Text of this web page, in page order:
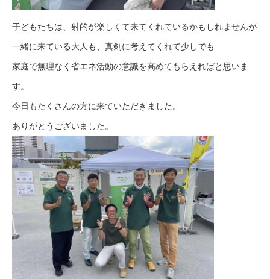
子どもたちは、射的が楽しくて来てくれているかもしれませんが
一緒に来ている大人も、真剣に考えてくれて少しでも
家庭で無理なく省エネ活動の意識を高めてもらえればと思いま
す。
今日もたくさんの方に来ていただきました。
ありがとうございました。